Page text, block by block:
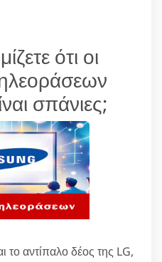
ότι οι
σπάνιες;
το αντίπαλο δέος της LG,